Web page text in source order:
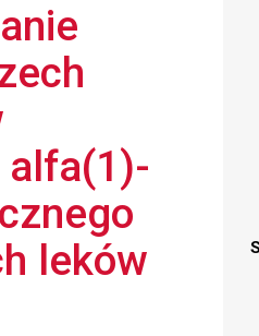
alfa(1)-
leków